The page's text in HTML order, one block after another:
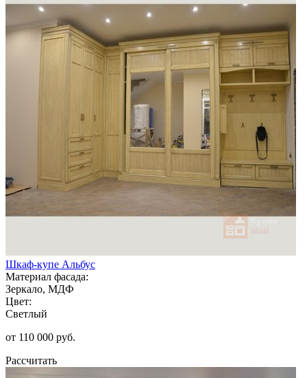
Шкаф-купе Альбус
Материал фасада:
Зеркало, МДФ
Цвет:
Светлый
от 110 000 руб.
Рассчитать